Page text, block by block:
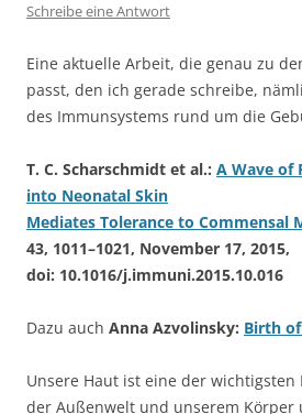
Schreibe eine Antwort
Eine aktuelle Arbeit, die genau zu
passt, den ich gerade schreibe,
des Immunsystems rund um die
T. C. Scharschmidt et al.: A Wave of
into Neonatal Skin
Mediates Tolerance to Commensal
43, 1011–1021, November 17, 2015,
doi: 10.1016/j.immuni.2015.10.016
Dazu auch Anna Azvolinsky: Birth
Unsere Haut ist eine der wichtigsten
der Außenwelt und unserem Körper